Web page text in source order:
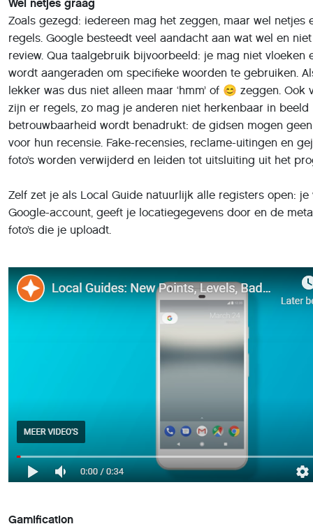
Gamification
De kracht van de Google Maps-app is zeker voor een
deze community van Local Guides. Maar waar doen deze
amateurrecensenten het voor, behalve voor het plezier
gezien worden? Want om een review te plaatsen in
geen Local Guide te zijn, een Google-account is in
bonussysteem. Hun recensies zijn punten waard en die
badge op. Hoe meer recensies, geplaatste foto’s en
hoe meer punten. En des te fraaier de badge die in de